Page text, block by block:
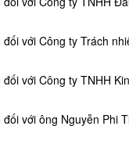
với Công ty Trách
với Công ty TNHH
với ông Nguyễn Phi